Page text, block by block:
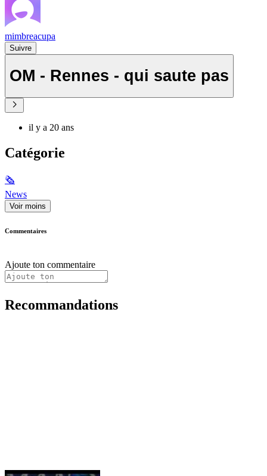
mimbreacupa
Suivre
OM - Rennes - qui saute pas
il y a 20 ans
Catégorie
🗞
News
Voir moins
Commentaires
Ajoute ton commentaire
Recommandations